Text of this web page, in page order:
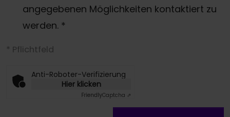
angegebenen Möglichkeiten kontaktiert zu
werden. *
* Pflichtfeld
Anti-Roboter-Verifizierung
Hier klicken
FriendlyCaptcha ⇗